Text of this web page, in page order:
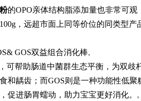
的OPO亲体结构脂添加量也非常可观
，远超市面上同等价位的同类型产
GOS双益组合消化棒,
可帮助肠道中菌群生态平衡，为双歧
和龋齿；而GOS则是一种功能性低
促进肠胃蠕动，助力宝宝更好消化。 ,